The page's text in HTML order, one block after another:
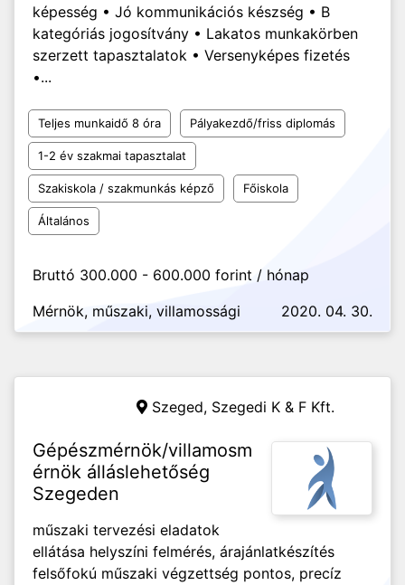
képesség • Jó kommunikációs készség • B
kategóriás jogosítvány • Lakatos munkakörben
szerzett tapasztalatok • Versenyképes fizetés
•...
Teljes munkaidő 8 óra Pályakezdő/friss diplomás
1-2 év szakmai tapasztalat
Szakiskola / szakmunkás képző Főiskola
Általános
Bruttó 300.000 - 600.000 forint / hónap
Mérnök, műszaki, villamossági
2020. 04. 30.
Szeged, Szegedi K & F Kft.
Gépészmérnök/villamosm
érnök álláslehetőség
Szegeden
műszaki tervezési eladatok
ellátása helyszíni felmérés, árajánlatkészítés
felsőfokú műszaki végzettség pontos, precíz